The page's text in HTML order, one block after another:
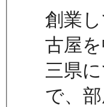
創業
古屋
三県
で、